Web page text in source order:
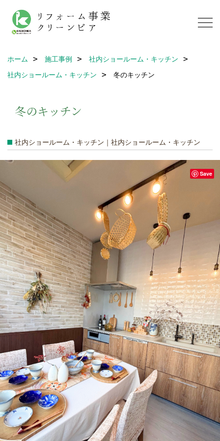
ホーム 施工事例
社内ショールーム・キッチン
社内ショールーム・キッチン
冬のキッチン
冬のキッチン
社内ショールーム・キッチン｜社内ショールーム・キッチン
Save